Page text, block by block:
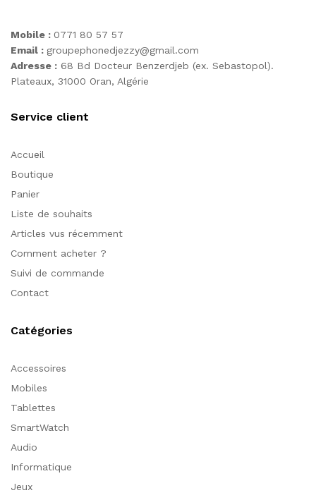
Mobile : 0771 80 57 57
Email : groupephonedjezzy@gmail.com
Adresse : 68 Bd Docteur Benzerdjeb (ex. Sebastopol).
Plateaux, 31000 Oran, Algérie
Service client
Accueil
Boutique
Panier
Liste de souhaits
Articles vus récemment
Comment acheter ?
Suivi de commande
Contact
Catégories
Accessoires
Mobiles
Tablettes
SmartWatch
Audio
Informatique
Jeux